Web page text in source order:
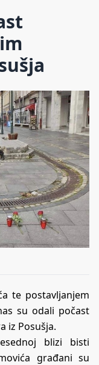
te postavljanjem
su odali počast
iz Posušja.
blizi bisti
građani su